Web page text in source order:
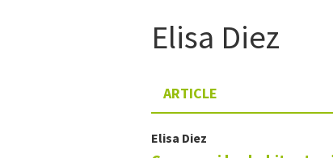
Elisa Diez
ARTICLE
Elisa Diez